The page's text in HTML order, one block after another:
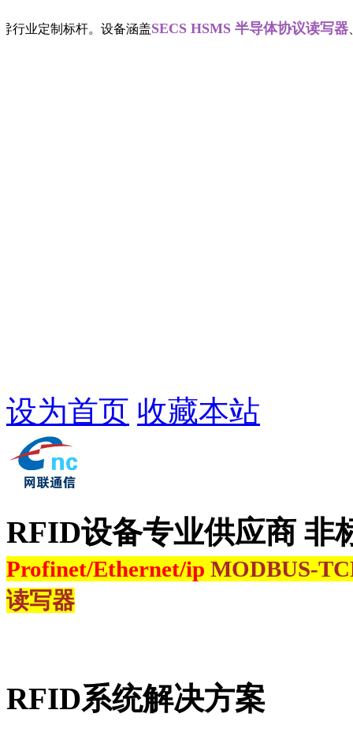
杆。设备涵盖SECS HSMS 半导体协议读写器、螺丝帽工
设为首页 收藏本站
RFID设备专业供应商 非
Profinet/Ethernet/ip MODBUS-
读写器
RFID系统解决方案